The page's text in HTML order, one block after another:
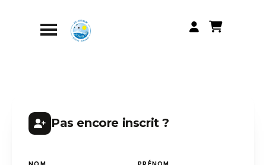
Pas encore inscrit ?